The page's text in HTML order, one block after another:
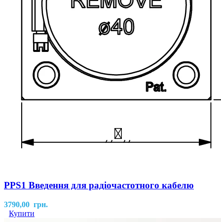
PPS1 Введення для радіочастотного кабелю
3790,00 грн.
Купити